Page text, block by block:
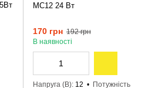
МС12 24 Вт
170 грн 192 грн
В наявності
Напруга (В) 12
Потужність